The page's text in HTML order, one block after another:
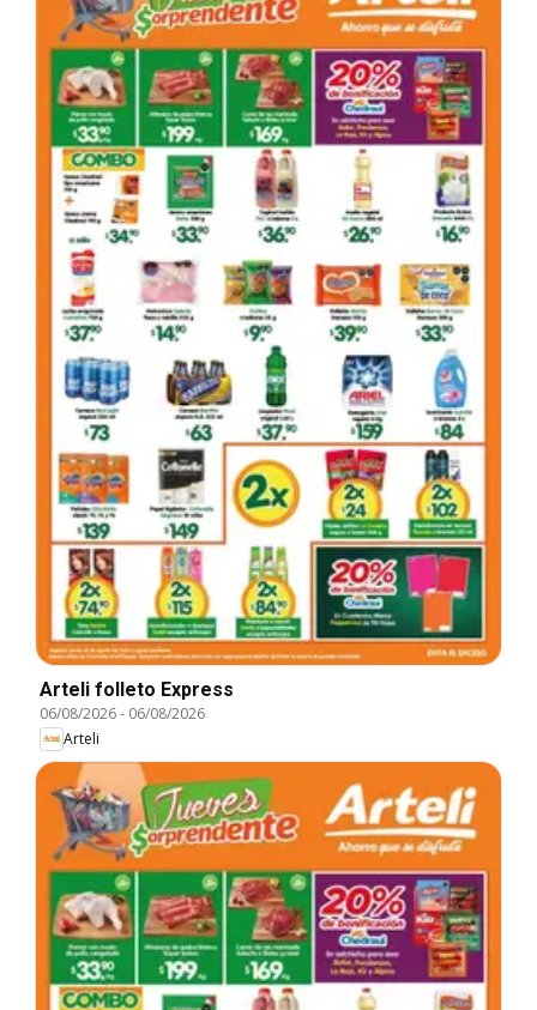
Arteli folleto Express
06/08/2026- 06/08/2026
Arteli